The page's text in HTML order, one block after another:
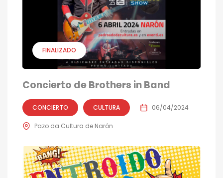
FINALIZADO
Concierto de Brothers in Band
CONCIERTO CULTURA 06/04/2024
Pazo da Cultura de Narón